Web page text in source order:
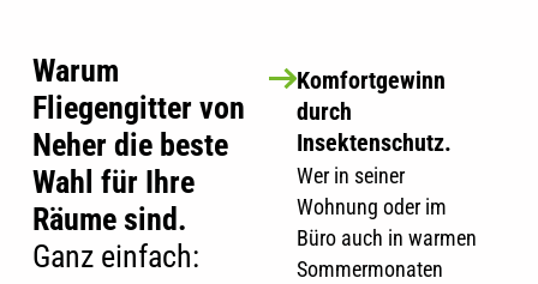
Warum
Fliegengitter von
Neher die beste
Wahl für Ihre
Räume sind.
Ganz einfach:
Komfortgewinn
durch
Insektenschutz.
Wer in seiner
Wohnung oder im
Büro auch in warmen
Sommermonaten